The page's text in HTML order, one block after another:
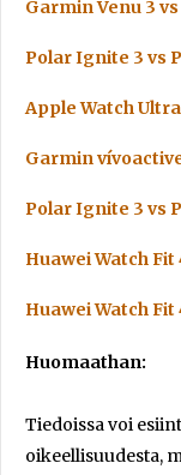
Garmin Venu 3
Polar Ignite 3 vs
Apple Watch
Garmin
Polar Ignite 3 vs
Huawei Watch Fit
Huawei Watch Fit
Huomaathan:
Tiedoissa voi
oikeellisuudesta,